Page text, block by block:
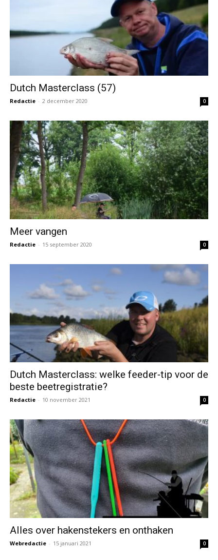
Dutch Masterclass (57)
Redactie - 2 december 2020 0
Meer vangen
Redactie - 15 september 2020 0
Dutch Masterclass: welke feeder-tip voor de
beste beetregistratie?
Redactie - 10 november 2021 0
Alles over hakenstekers en onthaken
Webredactie - 15 januari 2021 0